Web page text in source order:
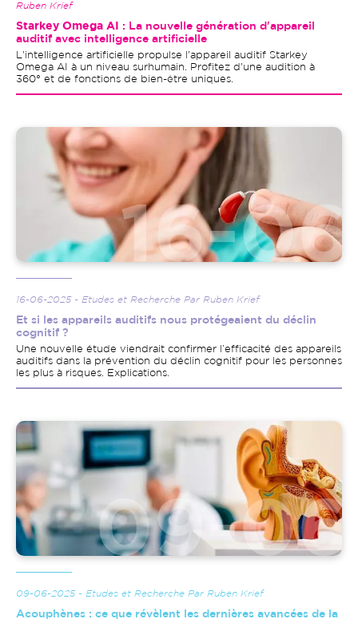
Ruben Krief
Starkey Omega AI
: La nouvelle génération d'appareil
auditif avec intelligence artificielle
L'intelligence artificielle propulse l'appareil auditif Starkey
Omega AI à un niveau surhumain. Profitez d'une audition à
360° et de fonctions de bien-être uniques.
Image
16-06-2025 - Etudes et Recherche Par Ruben Krief
Et si les appareils auditifs nous protégeaient du déclin
cognitif ?
Une nouvelle étude viendrait confirmer l’efficacité des appareils
auditifs dans la prévention du déclin cognitif pour les personnes
les plus à risques. Explications.
Image
09-06-2025 - Etudes et Recherche Par Ruben Krief
Acouphènes : ce que révèlent les dernières avancées de la